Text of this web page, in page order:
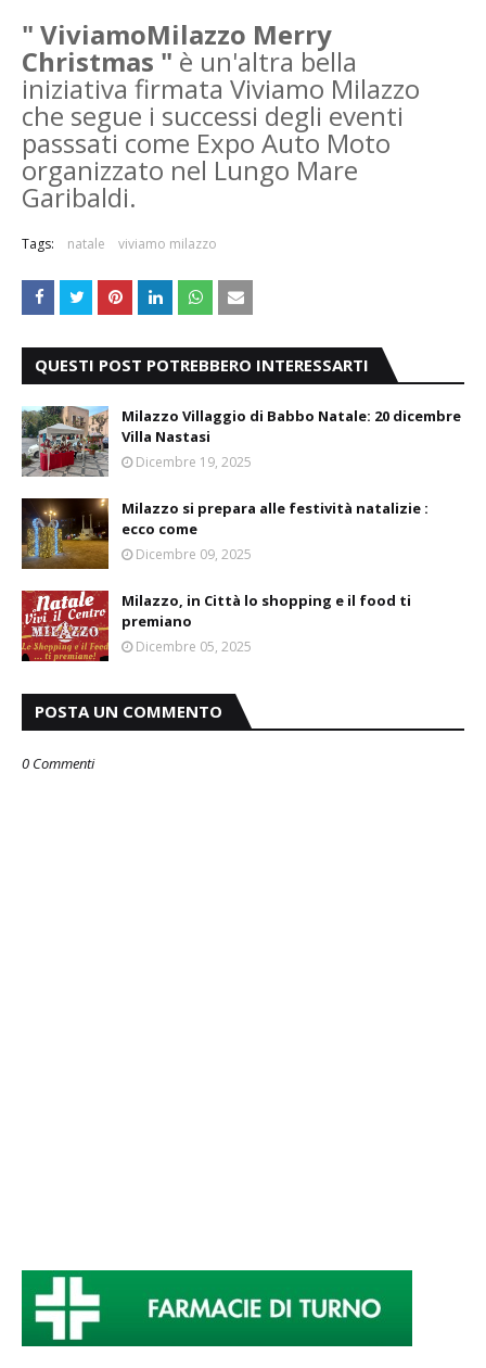
" ViviamoMilazzo Merry
Christmas " è un'altra bella
iniziativa firmata Viviamo Milazzo
che segue i successi degli eventi
passsati come Expo Auto Moto
organizzato nel Lungo Mare
Garibaldi.
Tags: natale viviamo milazzo
QUESTI POST POTREBBERO INTERESSARTI
Milazzo Villaggio di Babbo Natale: 20 dicembre
Villa Nastasi
Dicembre 19, 2025
Milazzo si prepara alle festività natalizie :
ecco come
Dicembre 09, 2025
Milazzo, in Città lo shopping e il food ti
premiano
Dicembre 05, 2025
POSTA UN COMMENTO
0 Commenti